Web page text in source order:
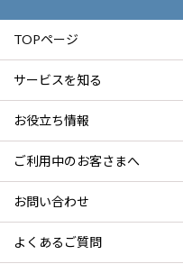
TOPページ
サービスを知る
お役立ち情報
ご利用中のお客さまへ
お問い合わせ
よくあるご質問